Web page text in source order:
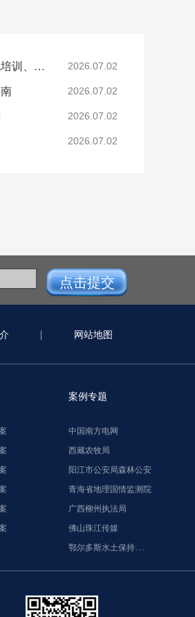
文章关键词：无人机拍摄培训、能飞航空无人机培训、无人机航拍技巧、无人机培训机构选择 2026.07.02
2026.07.02
2026.07.02
2026.07.02
网站地图
案例专题
中国南方电网
西藏农牧局
阳江市公安局森林公安
青海省地理国情监测院
广西柳州执法局
佛山珠江传媒
鄂尔多斯水土保持监督执法局